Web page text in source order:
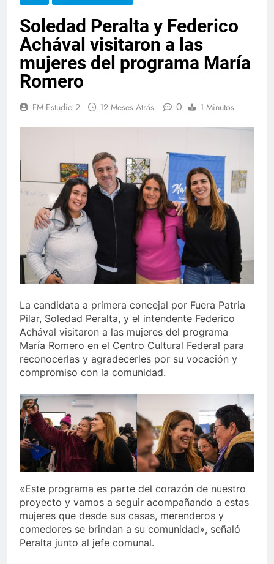
Soledad Peralta y Federico
Achával visitaron a las
mujeres del programa María
Romero
FM Estudio 2 12 Meses Atrás 0 1 Minutos
La candidata a primera concejal por Fuera Patria
Pilar, Soledad Peralta, y el intendente Federico
Achával visitaron a las mujeres del programa
María Romero en el Centro Cultural Federal para
reconocerlas y agradecerles por su vocación y
compromiso con la comunidad.
«Este programa es parte del corazón de nuestro
proyecto y vamos a seguir acompañando a estas
mujeres que desde sus casas, merenderos y
comedores se brindan a su comunidad», señaló
Peralta junto al jefe comunal.